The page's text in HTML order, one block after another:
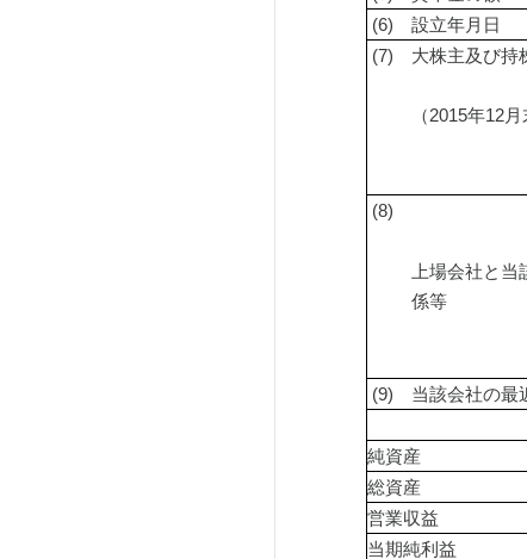
(6)
設立年月日
(7)
大株主及び持
（2015年12月
(8)
上場会社と
係等
(9)
当該会社の最
純資産
総資産
営業収益
当期純利益